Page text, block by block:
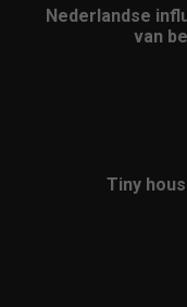
Nederlandse
van
Tiny